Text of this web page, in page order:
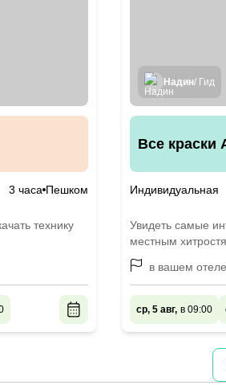
3 часа Пешком
технику
Надин/ Гид
Все краски
Индивидуальная
Увидеть самые
местным
в вашем отеле
ср, 5 авг, в 09:00